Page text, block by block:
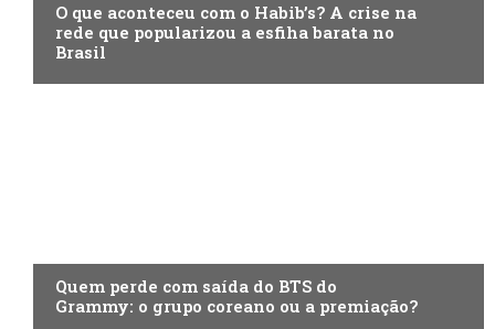
O que aconteceu com o Habib’s? A crise na
rede que popularizou a esfiha barata no
Brasil
Quem perde com saída do BTS do
Grammy: o grupo coreano ou a premiação?